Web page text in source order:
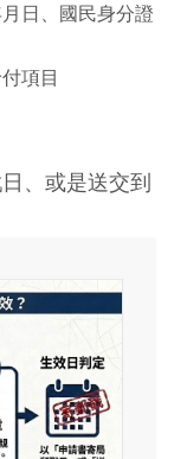
日、國民身分證
項目
、或是送交到